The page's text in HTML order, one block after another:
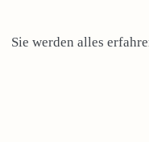
Sie werden alles